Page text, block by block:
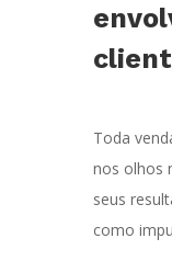
Toda
nos olhos
seus
como